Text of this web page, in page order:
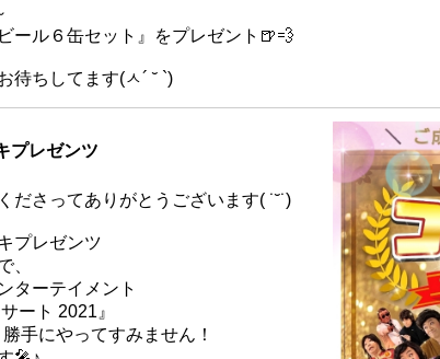
ール６缶セット』をプレゼント🍺💨
待ちしてます(ㅅ´ ˘ `)
プレゼンツ
ださってありがとうございます( ˙˘˙)
プレゼンツ
、
ターテイメント
ート 2021』
手にやってすみません！